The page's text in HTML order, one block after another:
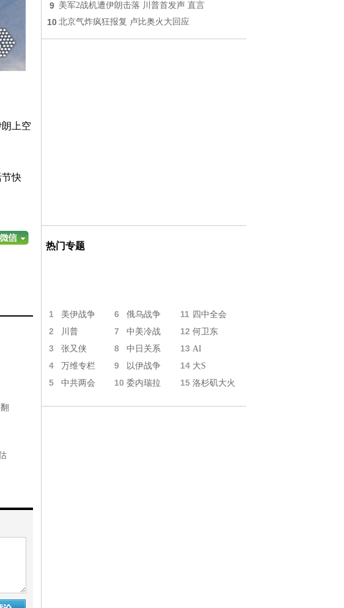
上空
快
9 美军2战机遭伊朗击落 川普首发声 直言
10 北京气炸疯狂报复 卢比奥火大回应
热门专题
1 美伊战争 6 俄乌战争 11 四中全会
2 川普 7 中美冷战 12 何卫东
3 张又侠 8 中日关系 13 AI
4 万维专栏 9 以伊战争 14 大S
5 中共两会 10 委内瑞拉 15 洛杉矶大火